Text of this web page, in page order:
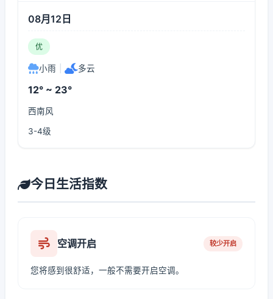
08月12日
优
小雨 多云
12° ~ 23°
西南风
3-4级
今日生活指数
空调开启 较少开启
您将感到很舒适，一般不需要开启空调。